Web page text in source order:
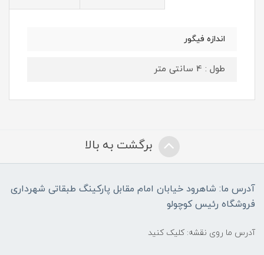
اندازه فیگور
طول : 4 سانتی متر
برگشت به بالا
آدرس ما: شاهرود خیابان امام مقابل پارکینگ طبقاتی شهرداری
فروشگاه رئیس کوچولو
آدرس ما روی نقشه: کلیک کنید